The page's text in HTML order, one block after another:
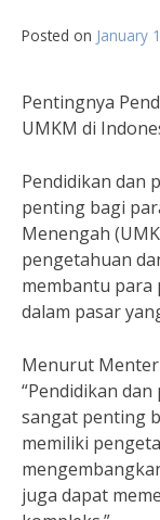
Posted on January
Pentingnya
UMKM di
Pendidikan dan
penting bagi
Menengah
pengetahuan
membantu para
dalam pasar
Menurut
“Pendidikan
sangat penting
memiliki
juga dapat